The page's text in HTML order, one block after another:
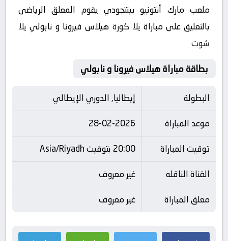
ملعب مارك أنتونيو بينتجودي يقوم المعلق الرياضى
بالتعليق على مباراة يلا كورة هيلاس فيرونا و نابولي يلا
شوت
بطاقة مباراة هيلاس فيرونا و نابولي
البطولة
إيطاليا, الدوري الإيطالي
موعد المباراة
28-02-2026
توقيت المباراة
20:00 بتوقيت Asia/Riyadh
القناة الناقله
غير معروف
معلق المباراة
غير معروف